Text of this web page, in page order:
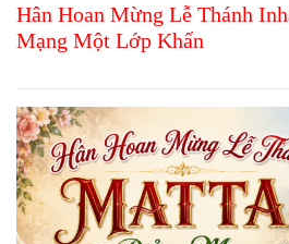
Hân Hoan Mừng Lễ Thánh
Mạng Một Lớp Khấn